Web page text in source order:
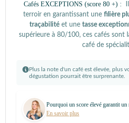
Cafés EXCEPTIONS (score 80 +) :
terroir en garantissant une filière
traçabilitéet une tasse
supérieure à 80/100, ces cafés sont
café de
Plus la note d'un café est élevée, plus
dégustation pourrait être surprenante.
Pourquoi un score élevé garantit un
En savoir plus